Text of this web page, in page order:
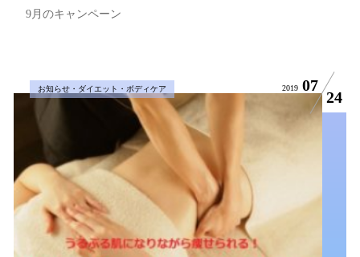
9月のキャンペーン
お知らせ・ダイエット・ボディケア 2019 07
24